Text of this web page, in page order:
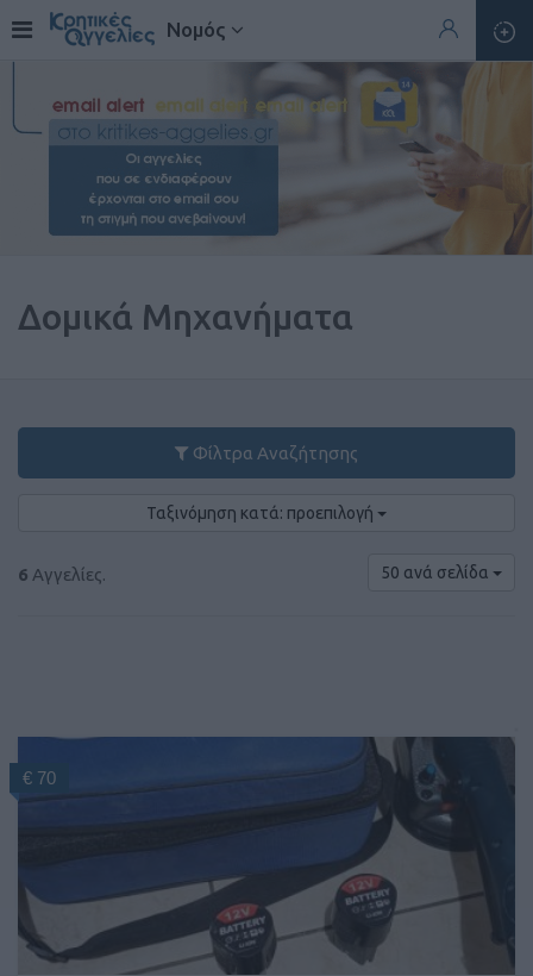
Νομός
Δομικά Μηχανήματα
Φίλτρα Αναζήτησης
Ταξινόμηση κατά: προεπιλογή
6 Αγγελίες. 50 ανά σελίδα
€ 70